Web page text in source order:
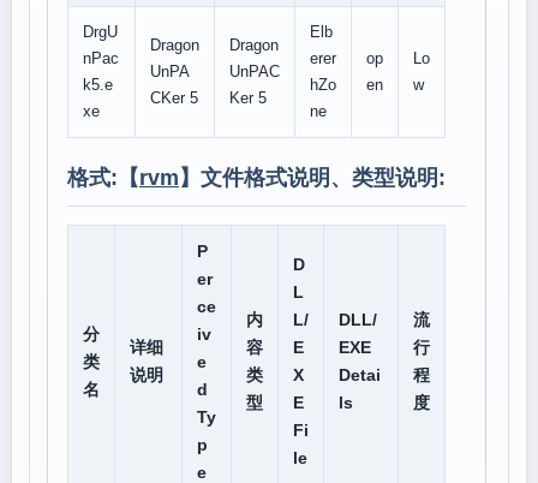
DrgU
nPac
k5.e
xe
Dragon
UnPA
CKer 5
Dragon
UnPAC
Ker 5
Elb
erer
hZo
ne
op
en
Lo
w
格式:【rvm 】文件格式说明、类型说明:
分
类
名
详细
说明
P
er
ce
iv
e
d
Ty
p
e
内
容
类
型
D
L
L/
E
X
E
Fi
le
DLL/
EXE
Detai
ls
流
行
程
度